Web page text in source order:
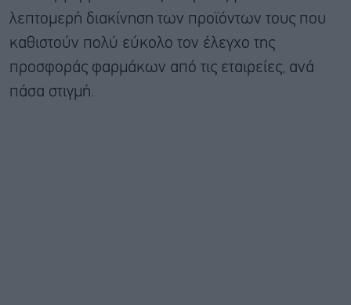
λεπτομερή διακίνηση των προϊόντων τους που
καθιστούν πολύ εύκολο τον έλεγχο της
προσφοράς φαρμάκων από τις εταιρείες, ανά
πάσα στιγμή.